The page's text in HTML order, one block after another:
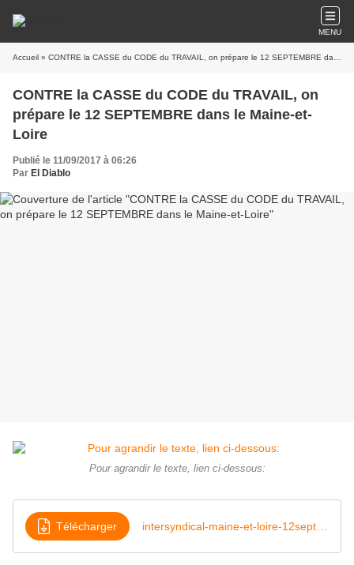
MENU
Accueil » CONTRE la CASSE du CODE du TRAVAIL, on prépare le 12 SEPTEMBRE dans le Maine-et-Loire
CONTRE la CASSE du CODE du TRAVAIL, on
prépare le 12 SEPTEMBRE dans le Maine-et-
Loire
Publié le 11/09/2017 à 06:26
Par El Diablo
Pour agrandir le texte, lien ci-dessous:
Télécharger